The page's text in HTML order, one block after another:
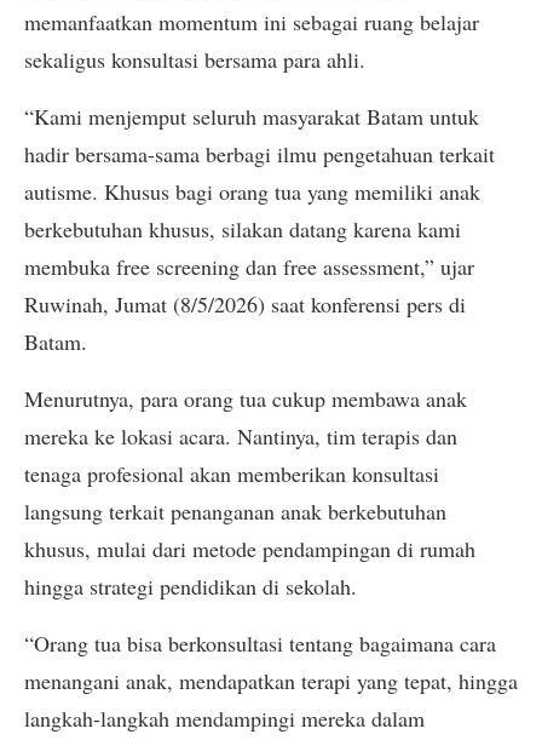
memanfaatkan momentum ini sebagai ruang belajar
sekaligus konsultasi bersama para ahli.
“Kami menjemput seluruh masyarakat Batam untuk
hadir bersama-sama berbagi ilmu pengetahuan terkait
autisme. Khusus bagi orang tua yang memiliki anak
berkebutuhan khusus, silakan datang karena kami
membuka free screening dan free assessment,” ujar
Ruwinah, Jumat (8/5/2026) saat konferensi pers di
Batam.
Menurutnya, para orang tua cukup membawa anak
mereka ke lokasi acara. Nantinya, tim terapis dan
tenaga profesional akan memberikan konsultasi
langsung terkait penanganan anak berkebutuhan
khusus, mulai dari metode pendampingan di rumah
hingga strategi pendidikan di sekolah.
“Orang tua bisa berkonsultasi tentang bagaimana cara
menangani anak, mendapatkan terapi yang tepat, hingga
langkah-langkah mendampingi mereka dalam